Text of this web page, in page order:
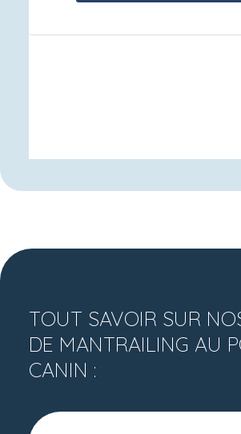
TOUT SAVOIR SUR
DE MANTRAILING AU
CANIN :